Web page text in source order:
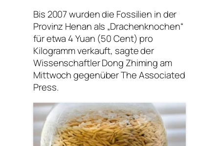
Bis 2007 wurden die Fossilien in der
Provinz Henan als „Drachenknochen“
für etwa 4 Yuan (50 Cent) pro
Kilogramm verkauft, sagte der
Wissenschaftler Dong Zhiming am
Mittwoch gegenüber The Associated
Press.